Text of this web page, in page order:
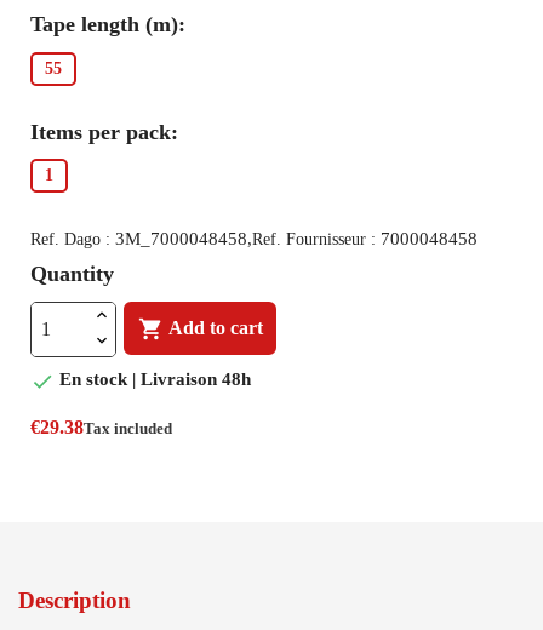
Tape length (m):
55
Items per pack:
1
Ref. Dago : 3M_7000048458,Ref. Fournisseur : 7000048458
Quantity
 Add to cart
 En stock | Livraison 48h
€29.38Tax included
Description